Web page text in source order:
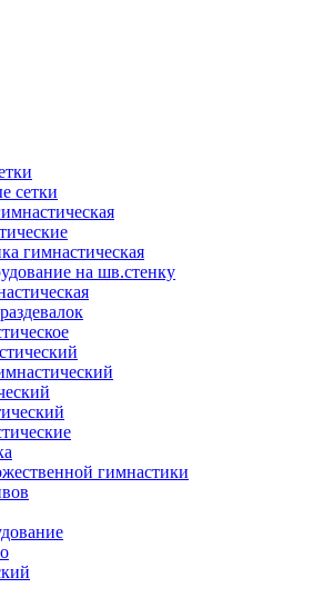
сетки
гимнастическая
на шв.стенку
гимнастики